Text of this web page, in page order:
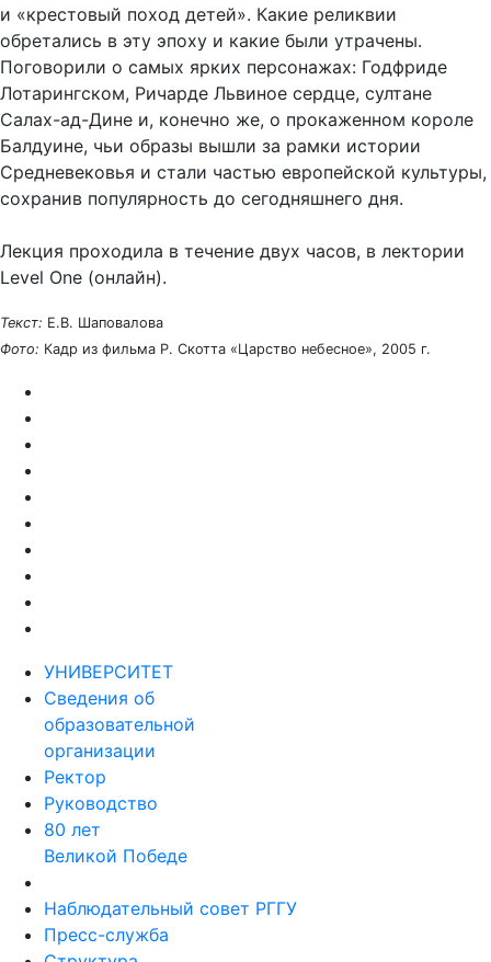
и «крестовый поход детей». Какие реликвии
обретались в эту эпоху и какие были утрачены.
Поговорили о самых ярких персонажах: Годфриде
Лотарингском, Ричарде Львиное сердце, султане
Салах-ад-Дине и, конечно же, о прокаженном короле
Балдуине, чьи образы вышли за рамки истории
Средневековья и стали частью европейской культуры,
сохранив популярность до сегодняшнего дня.
Лекция проходила в течение двух часов, в лектории
Level One (онлайн).
Текст: Е.В. Шаповалова
Фото: Кадр из фильма Р. Скотта «Царство небесное», 2005 г.
УНИВЕРСИТЕТ
Сведения об
образовательной
организации
Ректор
Руководство
80 лет
Великой Победе
Наблюдательный совет РГГУ
Пресс-служба